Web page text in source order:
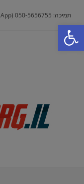
פתח סרגל
content
תמיכה: 050-5656755 (SMS, WhatsApp, שיחת טלפון) | Support@buy.org.il